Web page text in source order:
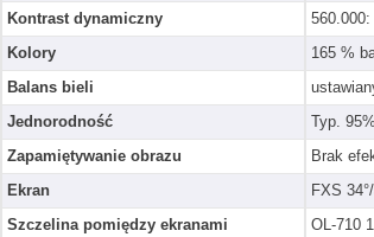
Kontrast dynamiczny
560.000:
Kolory
165 %
Balans bieli
Jednorodność
Typ.
Zapamiętywanie obrazu
Brak
Ekran
FXS
Szczelina pomiędzy ekranami
OL-710